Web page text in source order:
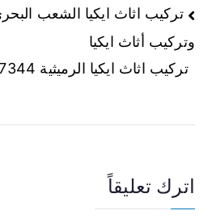
وتركيب أثاث ايكيا
اترك تعليقاً